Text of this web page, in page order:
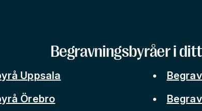
Begravningsbyråer i
Uppsala
Örebro